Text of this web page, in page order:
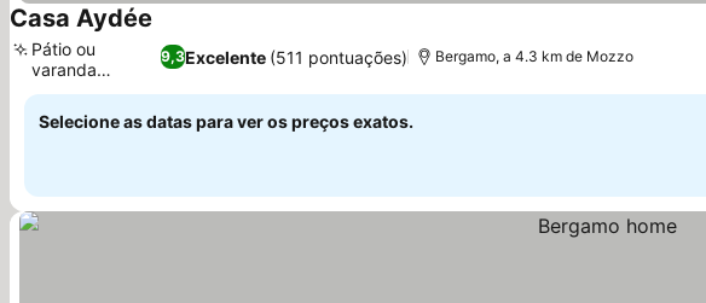
Casa Aydée
9,3Excelente (511 pontuações)
Pátio ou
varanda
privativa
Bergamo, a 4.3 km de Mozzo
Selecione as datas para ver os preços exatos.